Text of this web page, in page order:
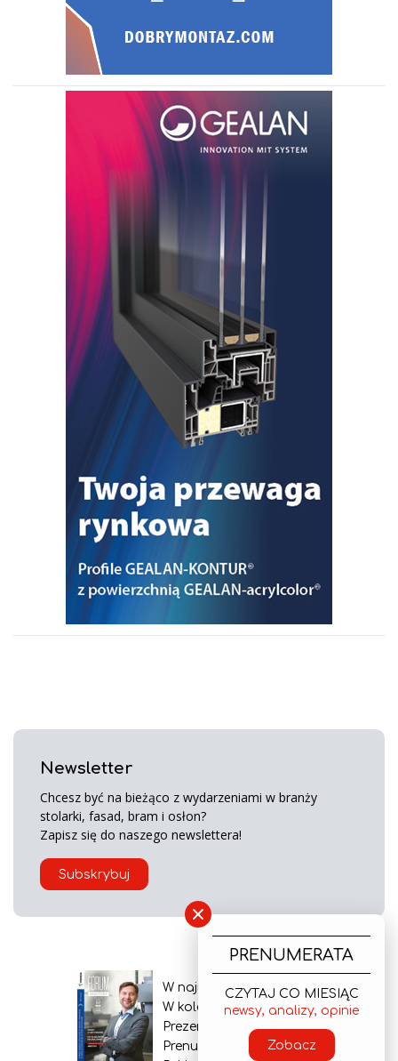
Newsletter
Chcesz być na bieżąco z wydarzeniami w branży
stolarki, fasad, bram i osłon?
Zapisz się do naszego newslettera!
Subskrybuj
W najnowszym wydaniu
W kolejnym numerze
Prezentacja gazety
Prenumerata
×
PRENUMERATA
CZYTAJ CO MIESIĄC
newsy, analizy, opinie
Zobacz